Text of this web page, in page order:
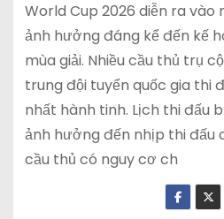
World Cup 2026 diễn ra vào
ảnh hưởng đáng kể đến kế
mùa giải. Nhiều cầu thủ trụ
trung đội tuyển quốc gia thi
nhất hành tinh. Lịch thi đấu
ảnh hưởng đến nhịp thi đấu
cầu thủ có nguy cơ ch